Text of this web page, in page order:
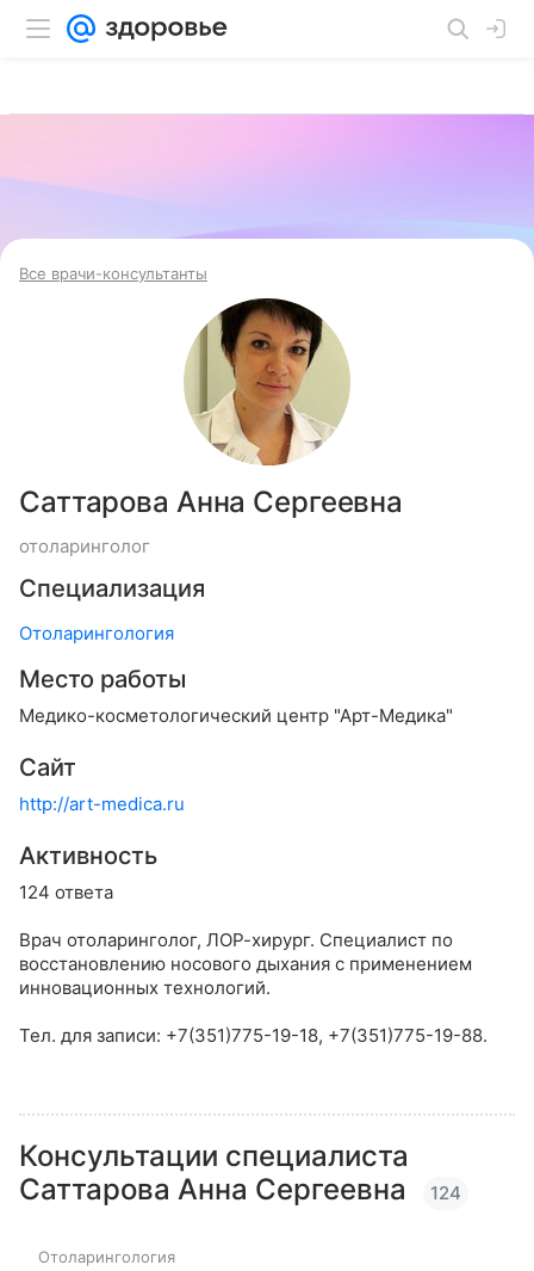
Все врачи-консультанты
Саттарова Анна Сергеевна
отоларинголог
Специализация
Отоларингология
Место работы
Медико-косметологический центр "Арт-Медика"
Сайт
http://art-medica.ru
Активность
124 ответа
Врач отоларинголог, ЛОР-хирург. Специалист по
восстановлению носового дыхания с применением
инновационных технологий.
Тел. для записи: +7(351)775-19-18, +7(351)775-19-88.
Консультации специалиста
Саттарова Анна Сергеевна
124
Отоларингология